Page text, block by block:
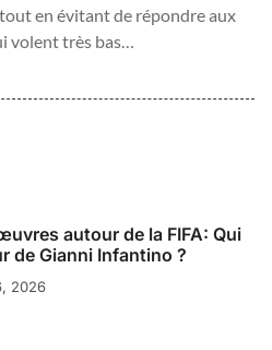
en évitant de répondre aux
volent très bas…
autour de la FIFA: Qui
de Gianni Infantino ?
2026